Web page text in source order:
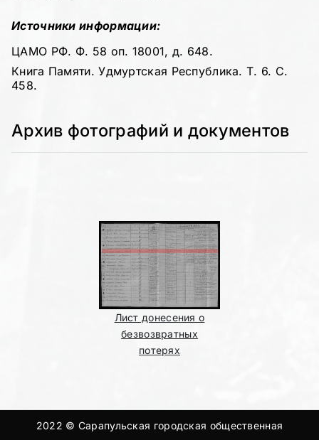
Источники информации:
ЦАМО РФ. Ф. 58 оп. 18001, д. 648.
Книга Памяти. Удмуртская Республика. Т. 6. С.
458.
Архив фотографий и документов
Лист донесения о
безвозвратных
потерях
2022 © Сарапульская городская общественная